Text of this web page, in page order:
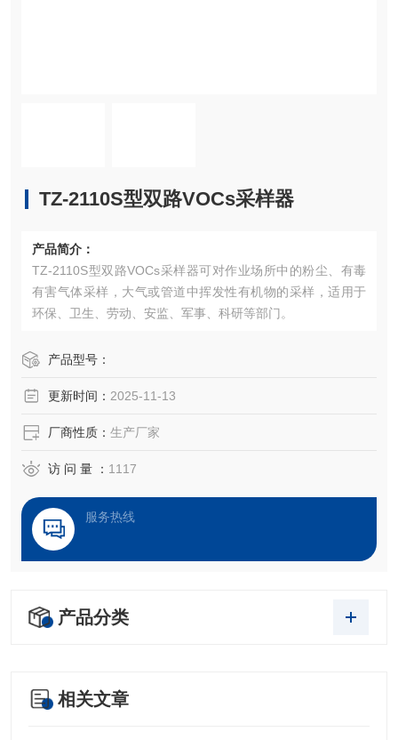
TZ-2110S型双路VOCs采样器
产品简介：
TZ-2110S型双路VOCs采样器可对作业场所中的粉尘、有毒
有害气体采样，大气或管道中挥发性有机物的采样，适用于
环保、卫生、劳动、安监、军事、科研等部门。
产品型号：
更新时间： 2025-11-13
厂商性质： 生产厂家
访 问 量 ： 1117
服务热线
产品分类
相关文章